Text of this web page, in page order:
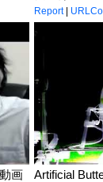
Report|
画
Artificial